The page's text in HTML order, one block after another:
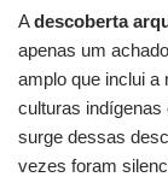
Adescoberta
apenas um
amplo que inclui a
culturas indígenas
surge dessas
vezes foram